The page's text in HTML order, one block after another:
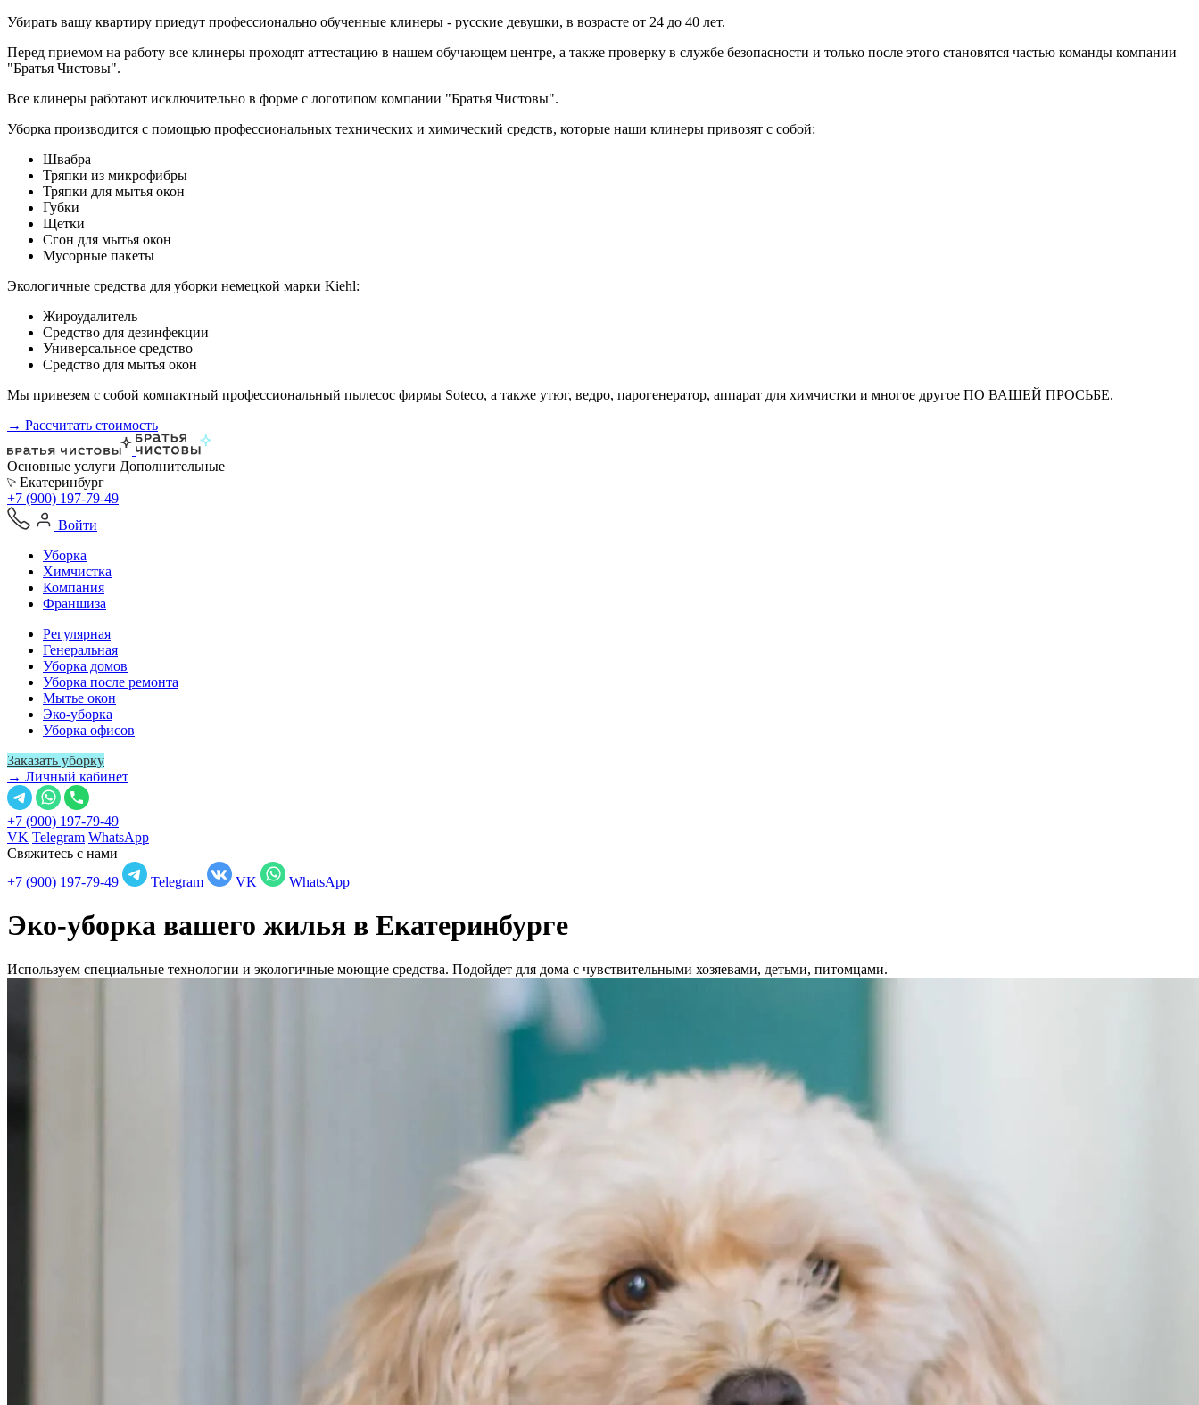
Убирать вашу квартиру приедут профессионально обученные клинеры - русские девушки, в возрасте от 24 до 40 лет.
Перед приемом на работу все клинеры проходят аттестацию в нашем обучающем центре, а также проверку в службе безопасности и только после этого становятся частью команды компании
"Братья Чистовы".
Все клинеры работают исключительно в форме с логотипом компании "Братья Чистовы".
Уборка производится с помощью профессиональных технических и химический средств, которые наши клинеры привозят с собой:
Швабра
Тряпки из микрофибры
Тряпки для мытья окон
Губки
Щетки
Сгон для мытья окон
Мусорные пакеты
Экологичные средства для уборки немецкой марки Kiehl:
Жироудалитель
Средство для дезинфекции
Универсальное средство
Средство для мытья окон
Мы привезем с собой компактный профессиональный пылесос фирмы Soteco, а также утюг, ведро, парогенератор, аппарат для химчистки и многое другое ПО ВАШЕЙ ПРОСЬБЕ.
→ Рассчитать стоимость
Основные услуги Дополнительные
Екатеринбург
+7 (900) 197-79-49
Войти
Уборка
Химчистка
Компания
Франшиза
Регулярная
Генеральная
Уборка домов
Уборка после ремонта
Мытье окон
Эко-уборка
Уборка офисов
Заказать уборку
→ Личный кабинет
+7 (900) 197-79-49
VK Telegram WhatsApp
Свяжитесь с нами
+7 (900) 197-79-49
Telegram VK WhatsApp
Эко-уборка вашего жилья в Екатеринбурге
Используем специальные технологии и экологичные моющие средства. Подойдет для дома с чувствительными хозяевами, детьми, питомцами.